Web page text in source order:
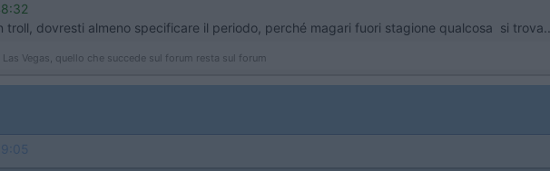
troll, dovresti almeno specificare il periodo, perché magari fuori stagione qualcosa si trova..
Vegas, quello che succede sul forum resta sul forum